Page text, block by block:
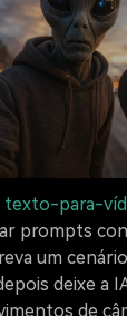
para-
prompts
um
deixe a
de